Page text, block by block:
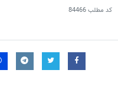
کد مطلب84466